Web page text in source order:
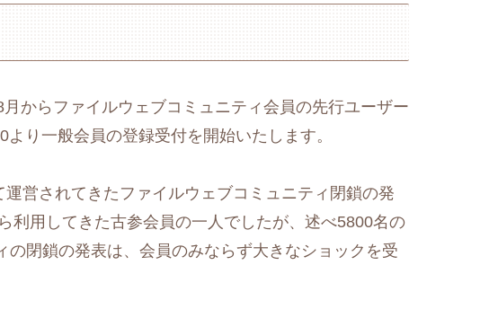
からファイルウェブコミュニティ会員の先行ユーザー
り一般会員の登録受付を開始いたします。
営されてきたファイルウェブコミュニティ閉鎖の発
利用してきた古参会員の一人でしたが、述べ5800名の
閉鎖の発表は、会員のみならず大きなショックを受